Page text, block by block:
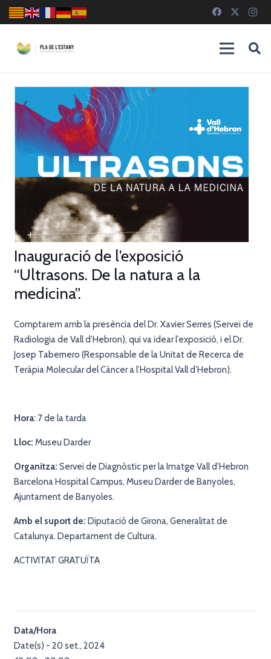
Inauguració de l’exposició
“Ultrasons. De la natura a la
medicina”.
Comptarem amb la presència del Dr. Xavier Serres (Servei de
Radiologia de Vall d’Hebron), qui va idear l’exposició, i el Dr.
Josep Tabernero (Responsable de la Unitat de Recerca de
Teràpia Molecular del Càncer a l’Hospital Vall d’Hebron).
Hora: 7 de la tarda
Lloc: Museu Darder
Organitza: Servei de Diagnòstic per la Imatge Vall d’Hebron
Barcelona Hospital Campus, Museu Darder de Banyoles,
Ajuntament de Banyoles.
Amb el suport de: Diputació de Girona, Generalitat de
Catalunya. Departament de Cultura.
ACTIVITAT GRATUÏTA
Data/Hora
Date(s) - 20 set., 2024